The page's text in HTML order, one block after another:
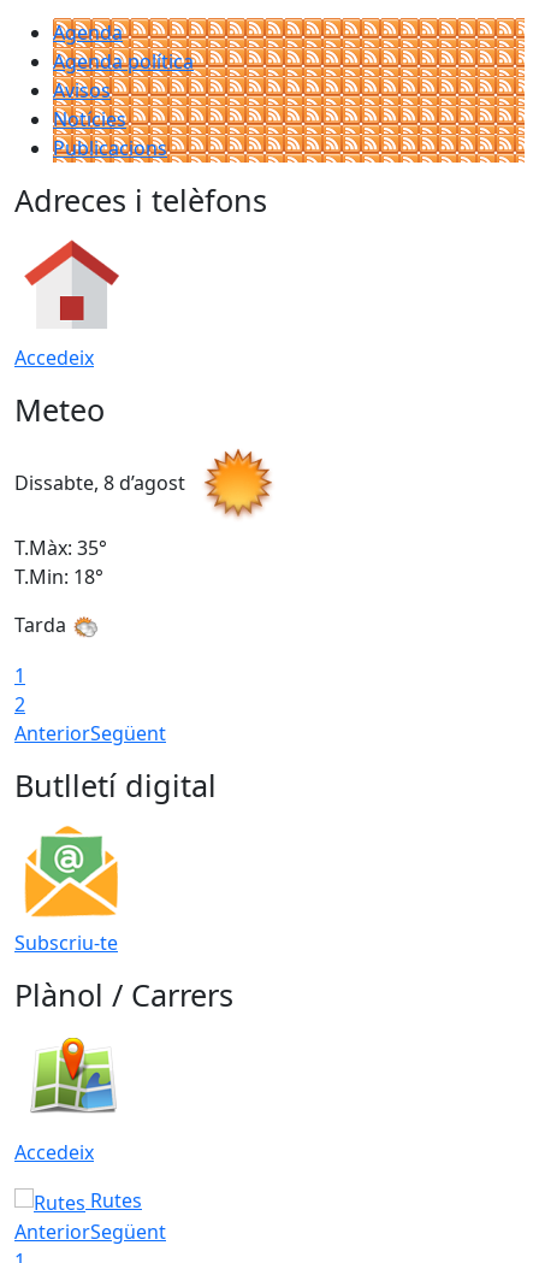
Agenda
Agenda política
Avisos
Notícies
Publicacions
Adreces i telèfons
Accedeix
Meteo
Dissabte, 8 d’agost
T.Màx: 35°
T.Min: 18°
Tarda
1
2
AnteriorSegüent
Butlletí digital
Subscriu-te
Plànol / Carrers
Accedeix
Rutes
AnteriorSegüent